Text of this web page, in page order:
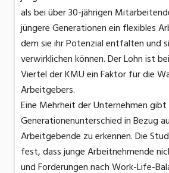
als bei über 30-jährigen
jüngere Generationen ein flexibles
dem sie ihr Potenzial entfalten und
verwirklichen können. Der Lohn ist
Viertel der KMU ein Faktor für die
Arbeitgebers.
Eine Mehrheit der Unternehmen gibt
Generationenunterschied in Bezug
Arbeitgebende zu erkennen. Die
fest, dass junge Arbeitnehmende
und Forderungen nach Work-Life-